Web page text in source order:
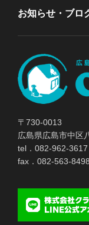
お知らせ・ブロ
〒730-0013
広島県広島市中区
tel．082-962-3617
fax．082-563-8498